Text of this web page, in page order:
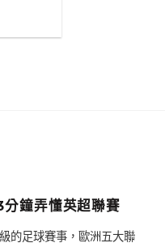
鐘弄懂英超聯賽
的足球賽事，歐洲五大聯